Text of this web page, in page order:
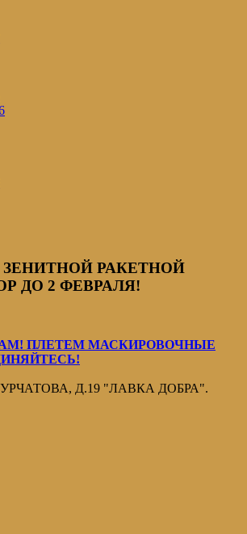
РАКЕТНОЙ
ДО 2 ФЕВРАЛЯ!
ПЛЕТЕМ МАСКИРОВОЧНЫЕ
Д.19 "ЛАВКА ДОБРА".